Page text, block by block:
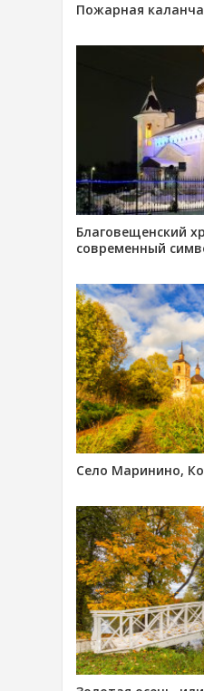
Пожарная
Благовещенский
современный
Село Маринино,